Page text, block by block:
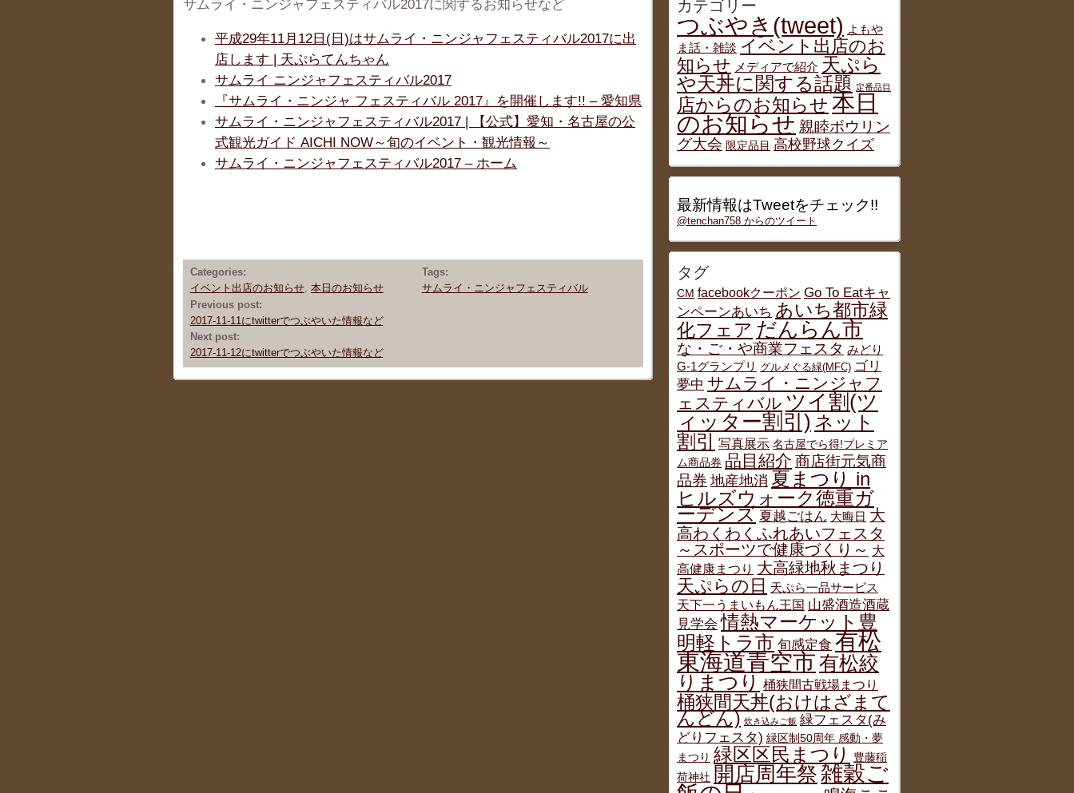
サムライ・ニンジャフェスティバル2017に関するお知らせなど
平成29年11月12日(日)はサムライ・ニンジャフェスティバル2017に出
店します | 天ぷらてんちゃん
サムライ ニンジャフェスティバル2017
『サムライ・ニンジャ フェスティバル 2017』を開催します!! – 愛知県
サムライ・ニンジャフェスティバル2017 | 【公式】愛知・名古屋の公
式観光ガイド AICHI NOW～旬のイベント・観光情報～
サムライ・ニンジャフェスティバル2017 – ホーム
Categories:
イベント出店のお知らせ, 本日のお知らせ
Tags:
サムライ・ニンジャフェスティバル
Previous post:
2017-11-11にtwitterでつぶやいた情報など
Next post:
2017-11-12にtwitterでつぶやいた情報など
ブ
カテゴリー
つぶやき(tweet) よもや
ま話・雑談 イベント出店のお
知らせ メディアで紹介 天ぷら
や天丼に関する話題 定番品目
店からのお知らせ 本日
のお知らせ 親睦ボウリン
グ大会 限定品目 高校野球クイズ
最新情報はTweetをチェック!!
@tenchan758 からのツイート
タグ
CM facebookクーポン Go To Eatキャ
ンペーンあいち あいち都市緑
化フェア だんらん市
な・ご・や商業フェスタ みどり
G-1グランプリ
グルメぐる緑(MFC) ゴリ
夢中 サムライ・ニンジャフ
ェスティバル ツイ割(ツ
ィッター割引) ネット
割引
写真展示 名古屋でら得!プレミア
ム商品券 品目紹介 商店街元気商
品券 地産地消 夏まつり in
ヒルズウォーク徳重ガ
ーデンズ 夏越ごはん 大晦日 大
高わくわくふれあいフェスタ
～スポーツで健康づくり～ 大
高健康まつり 大高緑地秋まつり
天ぷらの日 天ぷら一品サービス
天下一うまいもん王国 山盛酒造酒蔵
見学会 情熱マーケット豊
明軽トラ市 旬感定食 有松
東海道青空市有松絞
りまつり
桶狭間古戦場まつり
桶狭間天丼(おけはざまて
んどん) 炊き込みご飯 緑フェスタ(み
どりフェスタ) 緑区制50周年 感動・夢
まつり 緑区区民まつり
豊藤稲
荷神社 開店周年祭雑穀ご